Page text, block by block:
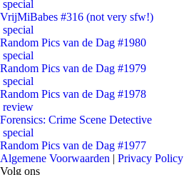
special
VrijMiBabes #316 (not very sfw!)
special
Random Pics van de Dag #1980
special
Random Pics van de Dag #1979
special
Random Pics van de Dag #1978
review
Forensics: Crime Scene Detective
special
Random Pics van de Dag #1977
Algemene Voorwaarden | Privacy Policy
Volg ons